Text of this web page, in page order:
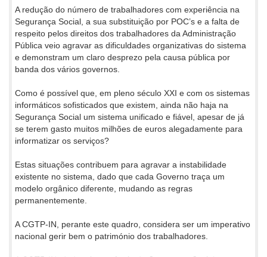
A redução do número de trabalhadores com experiência na
Segurança Social, a sua substituição por POC’s e a falta de
respeito pelos direitos dos trabalhadores da Administração
Pública veio agravar as dificuldades organizativas do sistema
e demonstram um claro desprezo pela causa pública por
banda dos vários governos.
Como é possível que, em pleno século XXI e com os sistemas
informáticos sofisticados que existem, ainda não haja na
Segurança Social um sistema unificado e fiável, apesar de já
se terem gasto muitos milhões de euros alegadamente para
informatizar os serviços?
Estas situações contribuem para agravar a instabilidade
existente no sistema, dado que cada Governo traça um
modelo orgânico diferente, mudando as regras
permanentemente.
A CGTP-IN, perante este quadro, considera ser um imperativo
nacional gerir bem o património dos trabalhadores.